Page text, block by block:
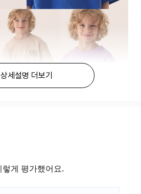
상세설명 더보기